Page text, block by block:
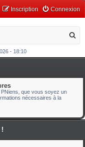
Connexion
Inscription
c
h
r
- 18:10
que vous soyez un
nécessaires à la
!